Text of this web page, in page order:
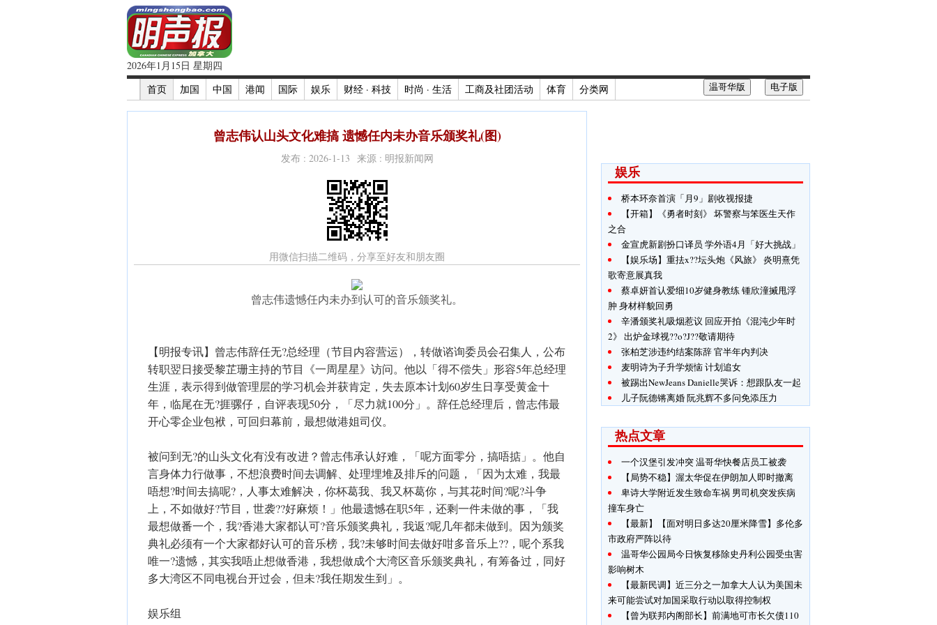
2026年1月15日 星期四
首页
加国 中国 港闻 国际 娱乐 财经 · 科技 时尚 · 生活 工商及社团活动 体育 分类网 电子版
温哥华版
曾志伟认山头文化难搞 遗憾任内未办音乐颁奖礼(图)
发布 : 2026-1-13 来源 : 明报新闻网
用微信扫描二维码，分享至好友和朋友圈
曾志伟遗憾任内未办到认可的音乐颁奖礼。
【明报专讯】曾志伟辞任无?总经理（节目内容营运），转做谘询委员会召集人，公布
转职翌日接受黎芷珊主持的节目《一周星星》访问。他以「得不偿失」形容5年总经理
生涯，表示得到做管理层的学习机会并获肯定，失去原本计划60岁生日享受黄金十
年，临尾在无?捱骡仔，自评表现50分，「尽力就100分」。辞任总经理后，曾志伟最
开心零企业包袱，可回归幕前，最想做港姐司仪。
被问到无?的山头文化有没有改进？曾志伟承认好难，「呢方面零分，搞唔掂」。他自
言身体力行做事，不想浪费时间去调解、处理埋堆及排斥的问题，「因为太难，我最
唔想?时间去搞呢?，人事太难解决，你杯葛我、我又杯葛你，与其花时间?呢?斗争
上，不如做好?节目，世袭??好麻烦！」他最遗憾在职5年，还剩一件未做的事，「我
最想做番一个，我?香港大家都认可?音乐颁奖典礼，我返?呢几年都未做到。因为颁奖
典礼必须有一个大家都好认可的音乐榜，我?未够时间去做好咁多音乐上??，呢个系我
唯一?遗憾，其实我唔止想做香港，我想做成个大湾区音乐颁奖典礼，有筹备过，同好
多大湾区不同电视台开过会，但未?我任期发生到」。
娱乐组
娱乐
桥本环奈首演「月9」剧收视报捷
【开箱】《勇者时刻》 坏警察与笨医生天作
之合
金宣虎新剧扮口译员 学外语4月「好大挑战」
【娱乐场】重抾x??坛头炮《风旅》 炎明熹凭
歌寄意展真我
蔡卓妍首认爱细10岁健身教练 锺欣潼搣甩浮
肿 身材样貌回勇
辛潘颁奖礼吸烟惹议 回应开拍《混沌少年时
2》 出炉金球视??o?J??敬请期待
张柏芝涉违约结案陈辞 官半年内判决
麦明诗为子升学烦恼 计划追女
被踢出NewJeans Danielle哭诉：想跟队友一起
儿子阮德锵离婚 阮兆辉不多问免添压力
热点文章
一个汉堡引发冲突 温哥华快餐店员工被袭
【局势不稳】渥太华促在伊朗加人即时撤离
卑诗大学附近发生致命车祸 男司机突发疾病
撞车身亡
【最新】【面对明日多达20厘米降雪】多伦多
市政府严阵以待
温哥华公园局今日恢复移除史丹利公园受虫害
影响树木
【最新民调】近三分之一加拿大人认为美国未
来可能尝试对加国采取行动以取得控制权
【曾为联邦内阁部长】前满地可市长欠债110